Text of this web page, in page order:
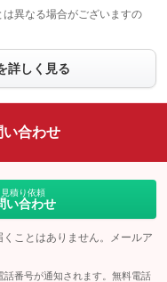
装備あり
ロントカメラ
装備なし
装備あり
ーフレール
装備なし
装備なし
異なる場合がございますの
詳しく見る
い合わせ
積り依頼
い合わせ
ことはありません。メールア
番号が通知されます。無料電話